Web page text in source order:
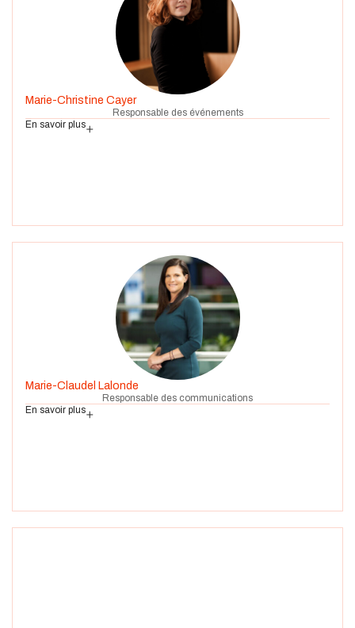
Marie-Christine Cayer
Responsable des événements
En savoir plus
Marie-Claudel Lalonde
Responsable des communications
En savoir plus